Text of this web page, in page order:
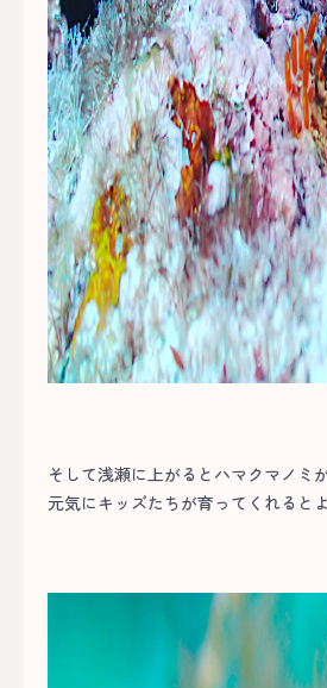
そして浅瀬に上がるとハマクマノミ
元気にキッズたちが育ってくれると